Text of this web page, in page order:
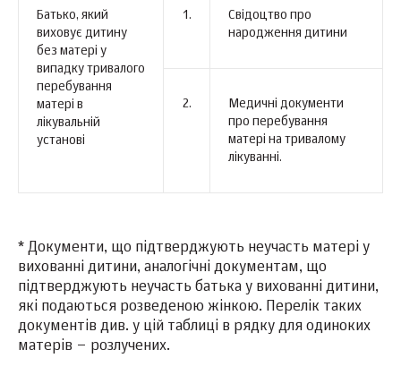
Батько, який
виховує дитину
без матері у
випадку тривалого
перебування
матері в
лікувальній
установі
1.
Свідоцтво про
народження дитини
2.
Медичні документи
про перебування
матері на тривалому
лікуванні.
* Документи, що підтверджують неучасть матері у
вихованні дитини, аналогічні документам, що
підтверджують неучасть батька у вихованні дитини,
які подаються розведеною жінкою. Перелік таких
документів див. у цій таблиці в рядку для одиноких
матерів – розлучених.